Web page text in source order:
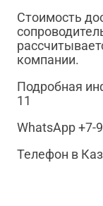
Стоимость
компании.
Подробная
11
WhatsApp +7-
Телефон в